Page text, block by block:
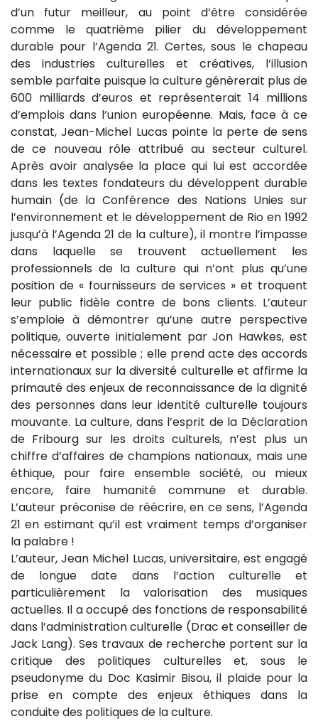
d’un futur meilleur, au point d’être considérée
comme le quatrième pilier du développement
durable pour l’Agenda 21. Certes, sous le chapeau
des industries culturelles et créatives, l’illusion
semble parfaite puisque la culture génèrerait plus de
600 milliards d’euros et représenterait 14 millions
d’emplois dans l’union européenne. Mais, face à ce
constat, Jean-Michel Lucas pointe la perte de sens
de ce nouveau rôle attribué au secteur culturel.
Après avoir analysée la place qui lui est accordée
dans les textes fondateurs du développent durable
humain (de la Conférence des Nations Unies sur
l’environnement et le développement de Rio en 1992
jusqu’à l’Agenda 21 de la culture), il montre l’impasse
dans laquelle se trouvent actuellement les
professionnels de la culture qui n’ont plus qu’une
position de « fournisseurs de services » et troquent
leur public fidèle contre de bons clients. L’auteur
s’emploie à démontrer qu’une autre perspective
politique, ouverte initialement par Jon Hawkes, est
nécessaire et possible ; elle prend acte des accords
internationaux sur la diversité culturelle et affirme la
primauté des enjeux de reconnaissance de la dignité
des personnes dans leur identité culturelle toujours
mouvante. La culture, dans l’esprit de la Déclaration
de Fribourg sur les droits culturels, n’est plus un
chiffre d’affaires de champions nationaux, mais une
éthique, pour faire ensemble société, ou mieux
encore, faire humanité commune et durable.
L’auteur préconise de réécrire, en ce sens, l’Agenda
21 en estimant qu’il est vraiment temps d’organiser
la palabre !
L’auteur, Jean Michel Lucas, universitaire, est engagé
de longue date dans l’action culturelle et
particulièrement la valorisation des musiques
actuelles. Il a occupé des fonctions de responsabilité
dans l’administration culturelle (Drac et conseiller de
Jack Lang). Ses travaux de recherche portent sur la
critique des politiques culturelles et, sous le
pseudonyme du Doc Kasimir Bisou, il plaide pour la
prise en compte des enjeux éthiques dans la
conduite des politiques de la culture.